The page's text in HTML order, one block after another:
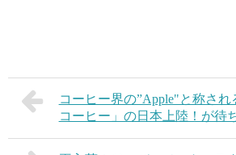
コーヒー界の”Apple"と称さ
コーヒー」の日本上陸！が待